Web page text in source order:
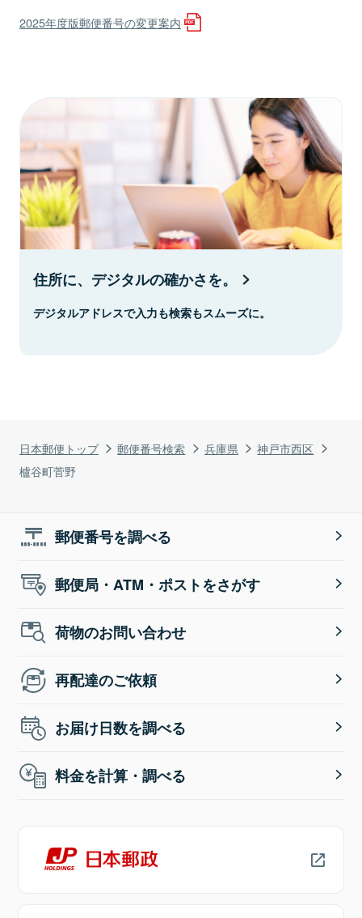
日本郵便トップ 郵便番号検索 兵庫県
神戸市西区
櫨谷町菅野
2025年度版郵便番号の変更案内
住所に、デジタルの確かさを。
デジタルアドレスで入力も検索もスムーズに。
郵便番号を調べる
郵便局・ATM・ポストをさがす
荷物のお問い合わせ
再配達のご依頼
お届け日数を調べる
料金を計算・調べる